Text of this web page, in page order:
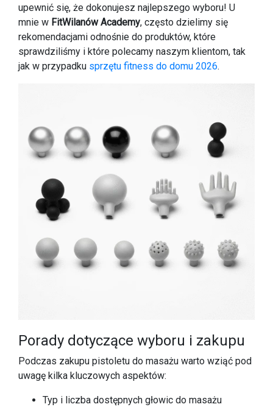
upewnić się, że dokonujesz najlepszego wyboru! U
mnie w FitWilanów Academy, często dzielimy się
rekomendacjami odnośnie do produktów, które
sprawdziliśmy i które polecamy naszym klientom, tak
jak w przypadku sprzętu fitness do domu 2026.
Porady dotyczące wyboru i zakupu
Podczas zakupu pistoletu do masażu warto wziąć pod
uwagę kilka kluczowych aspektów:
Typ i liczba dostępnych głowic do masażu